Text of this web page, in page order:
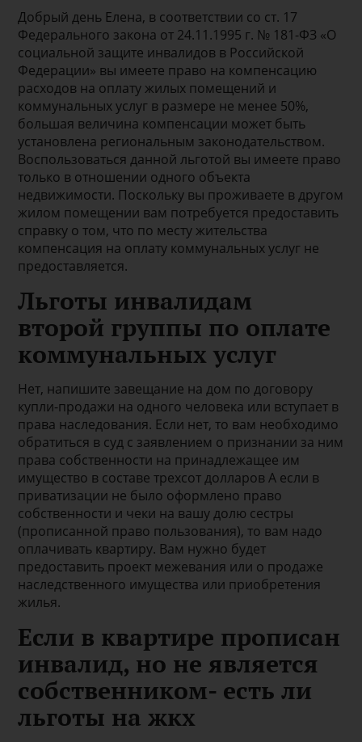
Добрый день Елена, в соответствии со ст. 17
Федерального закона от 24.11.1995 г. № 181-ФЗ «О
социальной защите инвалидов в Российской
Федерации» вы имеете право на компенсацию
расходов на оплату жилых помещений и
коммунальных услуг в размере не менее 50%,
большая величина компенсации может быть
установлена региональным законодательством.
Воспользоваться данной льготой вы имеете право
только в отношении одного объекта
недвижимости. Поскольку вы проживаете в другом
жилом помещении вам потребуется предоставить
справку о том, что по месту жительства
компенсация на оплату коммунальных услуг не
предоставляется.
Льготы инвалидам
второй группы по оплате
коммунальных услуг
Нет, напишите завещание на дом по договору
купли-продажи на одного человека или вступает в
права наследования. Если нет, то вам необходимо
обратиться в суд с заявлением о признании за ним
права собственности на принадлежащее им
имущество в составе трехсот долларов А если в
приватизации не было оформлено право
собственности и чеки на вашу долю сестры
(прописанной право пользования), то вам надо
оплачивать квартиру. Вам нужно будет
предоставить проект межевания или о продаже
наследственного имущества или приобретения
жилья.
Если в квартире прописан
инвалид, но не является
собственником- есть ли
льготы на жкх